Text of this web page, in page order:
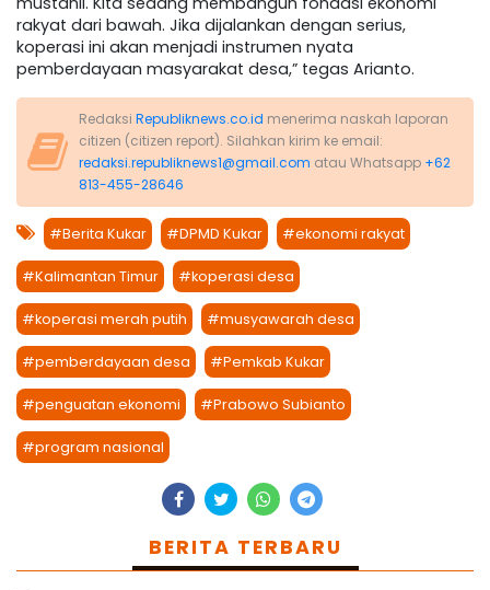
rakyat dari bawah. Jika dijalankan dengan serius,
koperasi ini akan menjadi instrumen nyata
pemberdayaan masyarakat desa,” tegas Arianto.
Redaksi Republiknews.co.id menerima naskah laporan
citizen (citizen report). Silahkan kirim ke email:
redaksi.republiknews1@gmail.com atau Whatsapp +62
813-455-28646
#Berita Kukar #DPMD Kukar #ekonomi rakyat
#Kalimantan Timur #koperasi desa
#koperasi merah putih #musyawarah desa
#pemberdayaan desa #Pemkab Kukar
#penguatan ekonomi #Prabowo Subianto
#program nasional
BERITA TERBARU